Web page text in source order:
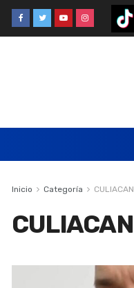
Inicio Categoría CULIACAN
CULIACAN